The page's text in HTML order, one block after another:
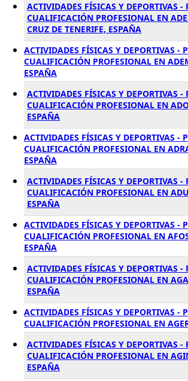
ACTIVIDADES FÍSICAS Y DEPORTIVAS -
CUALIFICACIÓN PROFESIONAL EN
CRUZ DE TENERIFE, ESPAÑA
ACTIVIDADES FÍSICAS Y DEPORTIVAS -
CUALIFICACIÓN PROFESIONAL EN
ESPAÑA
ACTIVIDADES FÍSICAS Y DEPORTIVAS -
CUALIFICACIÓN PROFESIONAL EN
ESPAÑA
ACTIVIDADES FÍSICAS Y DEPORTIVAS -
CUALIFICACIÓN PROFESIONAL EN
ESPAÑA
ACTIVIDADES FÍSICAS Y DEPORTIVAS -
CUALIFICACIÓN PROFESIONAL EN
ESPAÑA
ACTIVIDADES FÍSICAS Y DEPORTIVAS -
CUALIFICACIÓN PROFESIONAL EN
ESPAÑA
ACTIVIDADES FÍSICAS Y DEPORTIVAS -
CUALIFICACIÓN PROFESIONAL EN
ESPAÑA
ACTIVIDADES FÍSICAS Y DEPORTIVAS -
CUALIFICACIÓN PROFESIONAL EN
ACTIVIDADES FÍSICAS Y DEPORTIVAS -
CUALIFICACIÓN PROFESIONAL EN
ESPAÑA